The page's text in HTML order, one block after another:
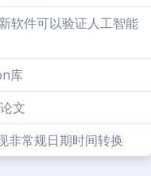
软件可以验证人工智能
库
文
非常规日期时间转换